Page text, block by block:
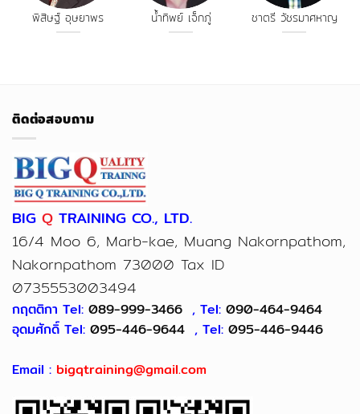
พิสิษฐ์ อุษยาพร น้ำทิพย์ เจ็กภู่ ชาตรี วัชรมาศหาญ
ติดต่อสอบถาม
BIG Q TRAINING CO., LTD.
16/4 Moo 6, Marb-kae, Muang Nakornpathom,
Nakornpathom 73000 Tax ID
0735553003494
กฤตติกา Tel: 089-999-3466 , Tel: 090-464-9464
อุดมศักดิ์ Tel: 095-446-9644 , Tel: 095-446-9446
Email : bigqtraining@gmail.com